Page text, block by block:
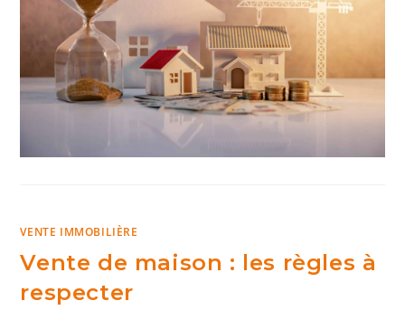
VENTE IMMOBILIÈRE
Vente de maison : les règles à
respecter